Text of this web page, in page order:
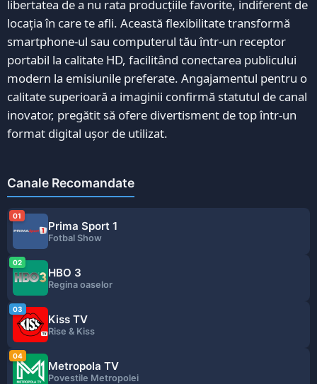
libertatea de a nu rata producțiile favorite, indiferent de
locația în care te afli. Această flexibilitate transformă
smartphone-ul sau computerul tău într-un receptor
portabil la calitate HD, facilitând conectarea publicului
modern la emisiunile preferate. Angajamentul pentru o
calitate superioară a imaginii confirmă statutul de canal
inovator, pregătit să ofere divertisment de top într-un
format digital ușor de utilizat.
Canale Recomandate
01
Prima Sport 1
Fotbal Show
02
HBO 3
Regina oaselor
03
Kiss TV
Rise & Kiss
04
Metropola TV
Povestile Metropolei